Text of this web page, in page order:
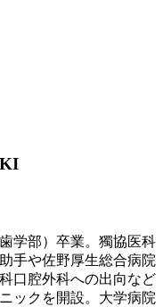
学部）卒業。獨協医科
手や佐野厚生総合病院
口腔外科への出向など
ックを開設。大学病院